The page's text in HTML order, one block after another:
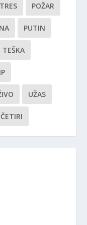
POŽAR
PUTIN
TEŠKA
UŽAS
ČETIRI